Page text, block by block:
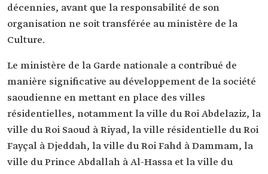
décennies, avant que la responsabilité de son
organisation ne soit transférée au ministère de la
Culture.
Le ministère de la Garde nationale a contribué de
manière significative au développement de la société
saoudienne en mettant en place des villes
résidentielles, notamment la ville du Roi Abdelaziz, la
ville du Roi Saoud à Riyad, la ville résidentielle du Roi
Fayçal à Djeddah, la ville du Roi Fahd à Dammam, la
ville du Prince Abdallah à Al-Hassa et la ville du